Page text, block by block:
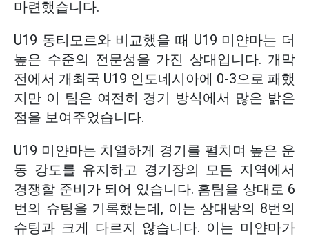
마련했습니다.
U19 동티모르와 비교했을 때 U19 미얀마는 더
높은 수준의 전문성을 가진 상대입니다. 개막
전에서 개최국 U19 인도네시아에 0-3으로 패했
지만 이 팀은 여전히 경기 방식에서 많은 밝은
점을 보여주었습니다.
U19 미얀마는 치열하게 경기를 펼치며 높은 운
동 강도를 유지하고 경기장의 모든 지역에서
경쟁할 준비가 되어 있습니다. 홈팀을 상대로 6
번의 슈팅을 기록했는데, 이는 상대방의 8번의
슈팅과 크게 다르지 않습니다. 이는 미얀마가